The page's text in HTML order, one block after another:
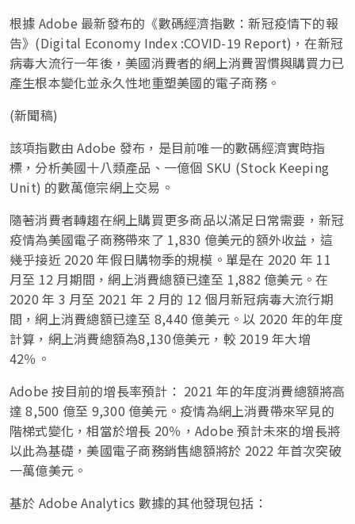
根據 Adobe 最新發布的《數碼經濟指數：新冠疫情下的報
告》(Digital Economy Index :COVID-19 Report)，在新冠
病毒大流行一年後，美國消費者的網上消費習慣與購買力已
產生根本變化並永久性地重塑美國的電子商務。
(新聞稿)
該項指數由 Adobe 發布，是目前唯一的數碼經濟實時指
標，分析美國十八類產品、一億個 SKU (Stock Keeping
Unit) 的數萬億宗網上交易。
隨著消費者轉趨在網上購買更多商品以滿足日常需要，新冠
疫情為美國電子商務帶來了 1,830 億美元的額外收益，這
幾乎接近 2020 年假日購物季的規模。單是在 2020 年 11
月至 12 月期間，網上消費總額已達至 1,882 億美元。在
2020 年 3 月至 2021 年 2 月的 12 個月新冠病毒大流行期
間，網上消費總額已達至 8,440 億美元。以 2020 年的年度
計算，網上消費總額為8,130億美元，較 2019 年大增
42％。
Adobe 按目前的增長率預計： 2021 年的年度消費總額將高
達 8,500 億至 9,300 億美元。疫情為網上消費帶來罕見的
階梯式變化，相當於增長 20％，Adobe 預計未來的增長將
以此為基礎，美國電子商務銷售總額將於 2022 年首次突破
一萬億美元。
基於 Adobe Analytics 數據的其他發現包括：